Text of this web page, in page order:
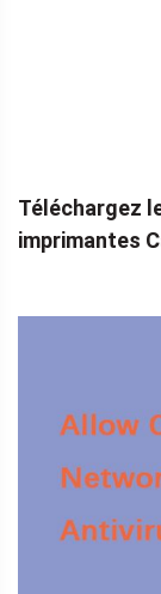
Téléchargez
imprimantes